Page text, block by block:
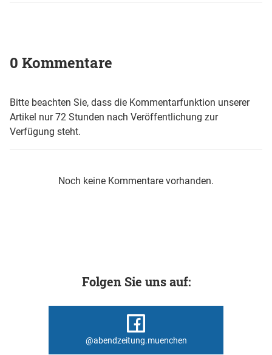
0 Kommentare
Bitte beachten Sie, dass die Kommentarfunktion unserer
Artikel nur 72 Stunden nach Veröffentlichung zur
Verfügung steht.
Noch keine Kommentare vorhanden.
Folgen Sie uns auf:
@abendzeitung.muenchen